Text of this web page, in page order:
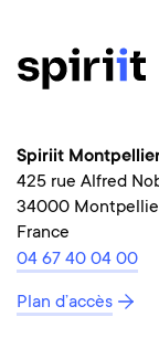
Spiriit
425 rue Alfred
34000
France
04 67 40 04 00
Plan d’accès